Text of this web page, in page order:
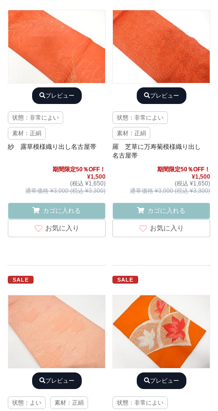
プレビュー
状態：非常によい
素材：正絹
紗 露草模様織り出し名古屋帯
期間限定50％OFF！
¥1,500
(税込 ¥1,650)
通常価格 ¥3,000 (税込 ¥3,300)
カゴに入れる
お気に入り
プレビュー
状態：非常によい
素材：正絹
羅 芝草に万寿菊模様織り出し
名古屋帯
期間限定50％OFF！
¥1,500
(税込 ¥1,650)
通常価格 ¥3,000 (税込 ¥3,300)
カゴに入れる
お気に入り
SALE
プレビュー
状態：よい 素材：正絹
SALE
プレビュー
状態：非常によい